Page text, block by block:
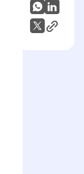
WhatsApp
X (Twitter)
Link